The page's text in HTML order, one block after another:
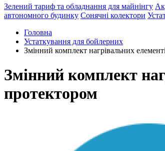
Зелений тариф та обладнання для майнінгу
автономного будинку Сонячні колектори
Головна
Устаткування для бойлерних
Змінний комплект нагрівальних
Змінний комплект
протектором